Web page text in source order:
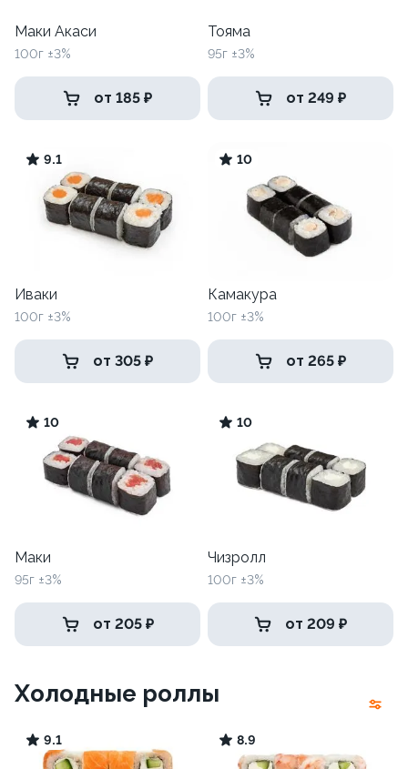
Маки Акаси
100г ±3%
от 185 ₽
Тояма
95г ±3%
от 249 ₽
9.1
Иваки
100г ±3%
от 305 ₽
10
Камакура
100г ±3%
от 265 ₽
10
Маки
95г ±3%
от 205 ₽
10
Чизролл
100г ±3%
от 209 ₽
Холодные роллы
9.1 8.9